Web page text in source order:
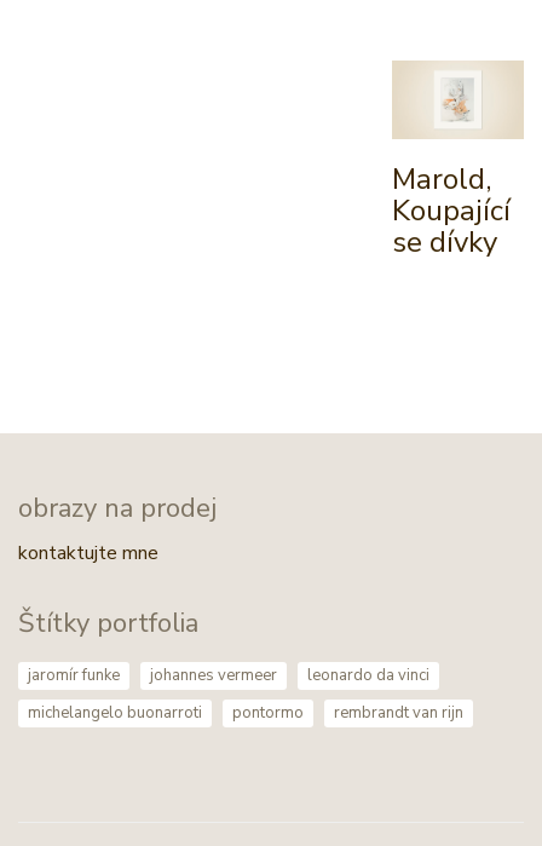
Marold,
Koupající
se dívky
obrazy na prodej
kontaktujte mne
Štítky portfolia
jaromír funke johannes vermeer
leonardo da vinci
michelangelo buonarroti
pontormo rembrandt van rijn